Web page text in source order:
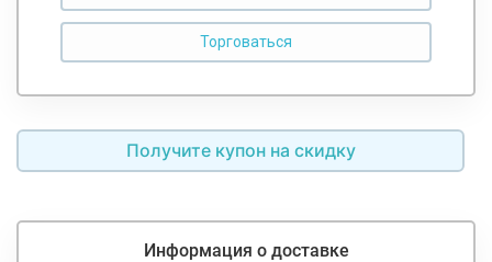
Получите купон на скидку
Информация о доставке